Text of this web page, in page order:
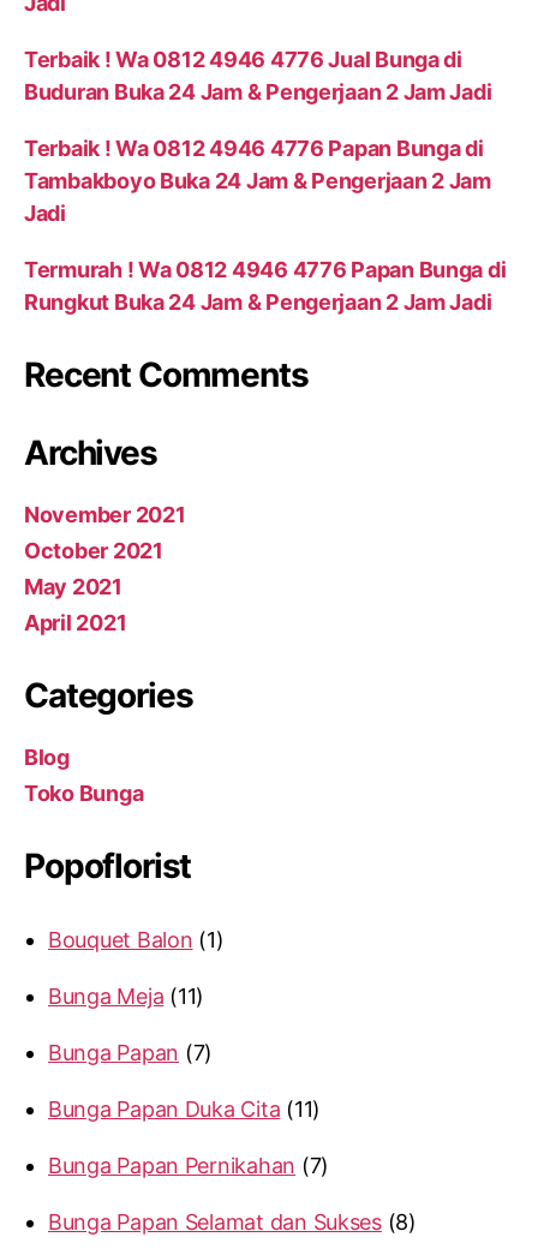
Terbaik ! Wa 0812 4946 4776 Jual Bunga di
Buduran Buka 24 Jam & Pengerjaan 2 Jam Jadi
Terbaik ! Wa 0812 4946 4776 Papan Bunga di
Tambakboyo Buka 24 Jam & Pengerjaan 2 Jam
Jadi
Termurah ! Wa 0812 4946 4776 Papan Bunga di
Rungkut Buka 24 Jam & Pengerjaan 2 Jam Jadi
Recent Comments
Archives
November 2021
October 2021
May 2021
April 2021
Categories
Blog
Toko Bunga
Popoflorist
Bouquet Balon 1
Bunga Meja 11
Bunga Papan 7
Bunga Papan Duka Cita 11
Bunga Papan Pernikahan 7
Bunga Papan Selamat dan Sukses 8